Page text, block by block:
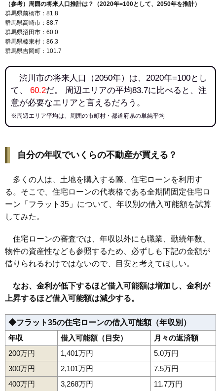
（参考）周囲の将来人口推計は？（2020年=100として、2050年を推計）
群馬県前橋市：81.8
群馬県高崎市：88.7
群馬県沼田市：60.0
群馬県榛東村：86.3
群馬県吉岡町：101.7
渋川市の将来人口（2050年）は、2020年=100とし
て、 60.2だ。 周辺エリアの平均83.7に比べると、注
意が必要なエリアと言えるだろう。
※周辺エリア平均は、周囲の市町村・都道府県の単純平均
自分の年収でいくらの不動産が買える？
多くの人は、土地を購入する際、住宅ローンを利用す
る。そこで、住宅ローンの代表格である全期間固定住宅ロ
ーン「フラット35」について、年収別の借入可能額を試算
してみた。
住宅ローンの審査では、年収以外にも職業、勤続年数、
物件の資産性なども参照するため、必ずしも下記の金額が
借りられるわけではないので、目安と考えてほしい。
なお、金利が低下するほど借入可能額は増加し、金利が
上昇するほど借入可能額は減少する。
◆フラット35の住宅ローンの借入可能額（年収別）
年収
借入可能額（目安）
月々の返済額
200万円
1,401万円
5.0万円
300万円
2,101万円
7.5万円
400万円
3,268万円
11.7万円